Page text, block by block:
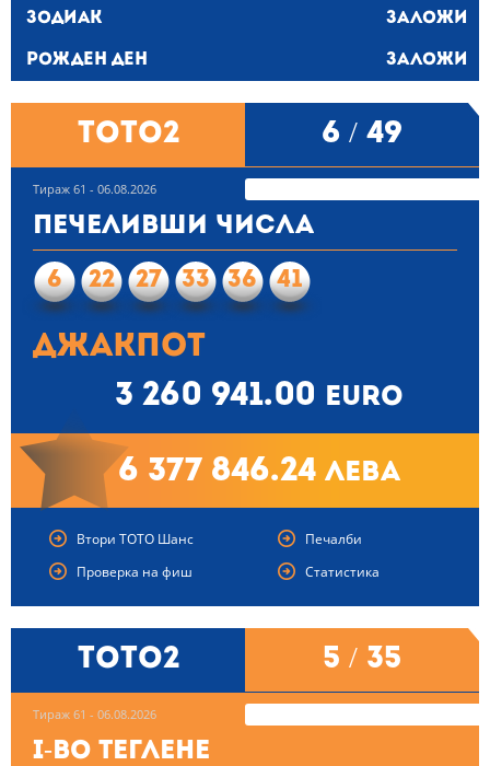
Зодиак Заложи
Рожден ден Заложи
ТОТО2 6 / 49
Тираж 61 - 06.08.2026
Печеливши числа
6 22 27 33 36 41
Джакпот
3 260 941.00
euro
6 377 846.24 лева
Втори ТОТО Шанс
Печалби
Проверка на фиш
Статистика
ТОТО2 5 / 35
Тираж 61 - 06.08.2026
I-во теглене